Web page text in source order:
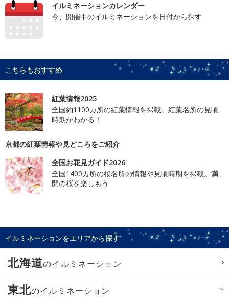
イルミネーションカレンダー
今、開催中のイルミネーションを日付から探す
こちらもおすすめ
紅葉情報2025
全国約1100カ所の紅葉情報を掲載。紅葉名所の見頃
時期がわかる！
京都の紅葉情報や見どころをご紹介
全国お花見ガイド2026
全国1400カ所の桜名所の情報や見頃時期を掲載。満
開の桜を楽しもう
イルミネーションをエリアから探す
北海道のイルミネーション
東北のイルミネーション